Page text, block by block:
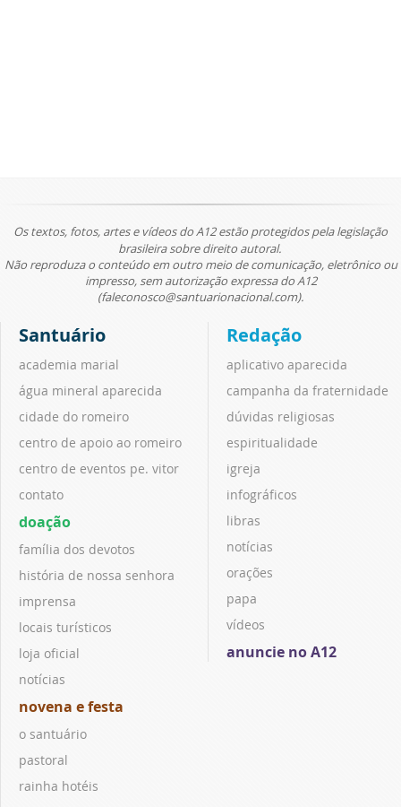
Os textos, fotos, artes e vídeos do A12 estão protegidos pela legislação
brasileira sobre direito autoral.
Não reproduza o conteúdo em outro meio de comunicação, eletrônico ou
impresso, sem autorização expressa do A12
(faleconosco@santuarionacional.com).
Santuário
academia marial
água mineral aparecida
cidade do romeiro
centro de apoio ao romeiro
centro de eventos pe. vitor
contato
doação
família dos devotos
história de nossa senhora
imprensa
locais turísticos
loja oficial
notícias
novena e festa
o santuário
pastoral
rainha hotéis
Redação
aplicativo aparecida
campanha da fraternidade
dúvidas religiosas
espiritualidade
igreja
infográficos
libras
notícias
orações
papa
vídeos
anuncie no A12